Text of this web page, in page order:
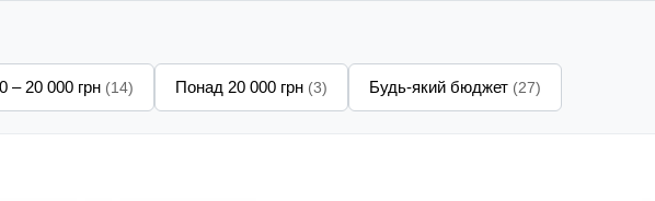
– 20 000 грн (14) Понад 20 000 грн (3) Будь-який бюджет (27)